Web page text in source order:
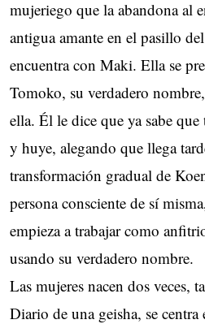
mujeriego que la abandona al
antigua amante en el pasillo
encuentra con Maki. Ella se
Tomoko, su verdadero
ella. Él le dice que ya sabe
y huye, alegando que llega
transformación gradual de
persona consciente de sí
empieza a trabajar como
usando su verdadero nombre.
Las mujeres nacen dos veces,
Diario de una geisha, se centra